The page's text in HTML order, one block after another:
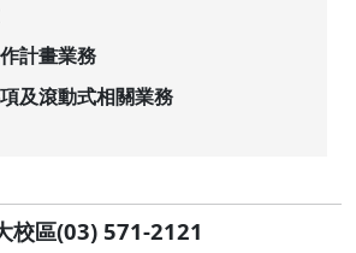
計畫業務
及滾動式相關業務
校區(03) 571-2121